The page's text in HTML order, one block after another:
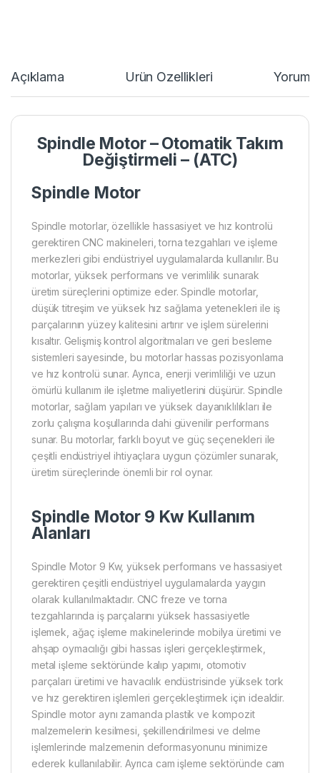
Açıklama Ürün Özellikleri
Spindle Motor –Otomatik Takım
Değiştirmeli – (ATC)
Spindle Motor
Spindle motorlar, özellikle hassasiyet ve hız kontrolü
gerektiren CNC makineleri, torna tezgahları ve işleme
merkezleri gibi endüstriyel uygulamalarda kullanılır. Bu
motorlar, yüksek performans ve verimlilik sunarak
üretim süreçlerini optimize eder. Spindle motorlar,
düşük titreşim ve yüksek hız sağlama yetenekleri ile iş
parçalarının yüzey kalitesini artırır ve işlem sürelerini
kısaltır. Gelişmiş kontrol algoritmaları ve geri besleme
sistemleri sayesinde, bu motorlar hassas pozisyonlama
ve hız kontrolü sunar. Ayrıca, enerji verimliliği ve uzun
ömürlü kullanım ile işletme maliyetlerini düşürür. Spindle
motorlar, sağlam yapıları ve yüksek dayanıklılıkları ile
zorlu çalışma koşullarında dahi güvenilir performans
sunar. Bu motorlar, farklı boyut ve güç seçenekleri ile
çeşitli endüstriyel ihtiyaçlara uygun çözümler sunarak,
üretim süreçlerinde önemli bir rol oynar.
Spindle Motor 9 Kw Kullanım
Alanları
Spindle Motor 9 Kw, yüksek performans ve hassasiyet
gerektiren çeşitli endüstriyel uygulamalarda yaygın
olarak kullanılmaktadır. CNC freze ve torna
tezgahlarında iş parçalarını yüksek hassasiyetle
işlemek, ağaç işleme makinelerinde mobilya üretimi ve
ahşap oymacılığı gibi hassas işleri gerçekleştirmek,
metal işleme sektöründe kalıp yapımı, otomotiv
parçaları üretimi ve havacılık endüstrisinde yüksek tork
ve hız gerektiren işlemleri gerçekleştirmek için idealdir.
Spindle motor aynı zamanda plastik ve kompozit
malzemelerin kesilmesi, şekillendirilmesi ve delme
işlemlerinde malzemenin deformasyonunu minimize
ederek kullanılabilir. Ayrıca cam işleme sektöründe cam